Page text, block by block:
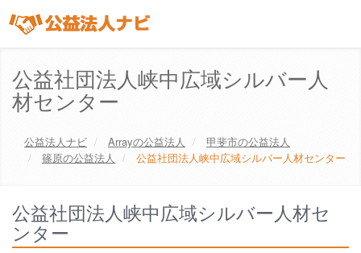
公益社団法人峡中広域シルバー人
材センター
公益法人ナビ Arrayの公益法人 甲斐市の公益法人
篠原の公益法人
公益社団法人峡中広域シルバー人材センター
公益社団法人峡中広域シルバー人材セ
ンター